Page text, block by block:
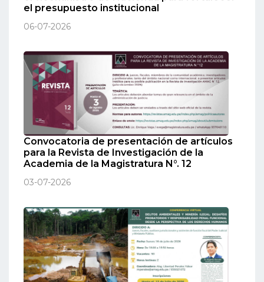
el presupuesto institucional
06-07-2026
Convocatoria de presentación de artículos
para la Revista de Investigación de la
Academia de la Magistratura N°. 12
03-07-2026